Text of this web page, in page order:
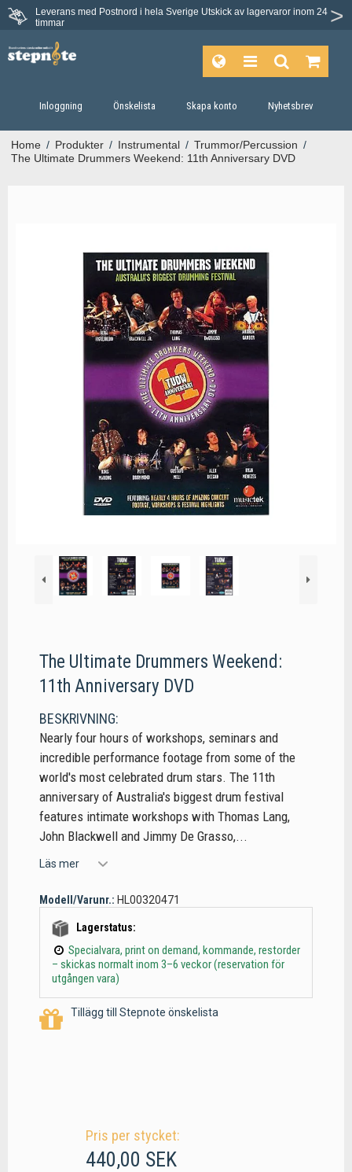
Leverans med Postnord i hela Sverige Utskick av lagervaror inom 24
timmar
Du har 30 dagars ångerrätt.
Inloggning Önskelista Skapa konto Nyhetsbrev
Home / Produkter / Instrumental / Trummor/Percussion /
The Ultimate Drummers Weekend: 11th Anniversary DVD
The Ultimate Drummers Weekend:
11th Anniversary DVD
BESKRIVNING:
Nearly four hours of workshops, seminars and
incredible performance footage from some of the
world's most celebrated drum stars. The 11th
anniversary of Australia's biggest drum festival
features intimate workshops with Thomas Lang,
John Blackwell and Jimmy De Grasso,...
Läs mer
Modell/Varunr.: HL00320471
Lagerstatus:
Specialvara, print on demand, kommande, restorder
– skickas normalt inom 3–6 veckor (reservation för
utgången vara)
Tillägg till Stepnote önskelista
Pris per stycket:
440,00 SEK